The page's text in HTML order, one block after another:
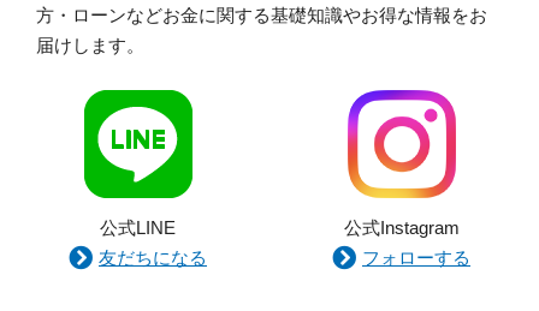
方・ローンなどお金に関する基礎知識やお得な情報をお
届けします。
公式LINE
友だちになる
公式Instagram
フォローする